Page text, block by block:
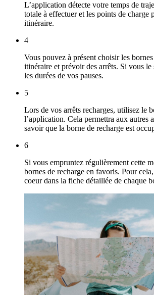
L’application détecte votre temps de
totale à effectuer et les points de charge
itinéraire.
4
Vous pouvez à présent choisir les
itinéraire et prévoir des arrêts. Si vous
les durées de vos pauses.
5
Lors de vos arrêts recharges, utilisez le
l’application. Cela permettra aux autres
savoir que la borne de recharge est
6
Si vous empruntez régulièrement cette
bornes de recharge en favoris. Pour
coeur dans la fiche détaillée de chaque